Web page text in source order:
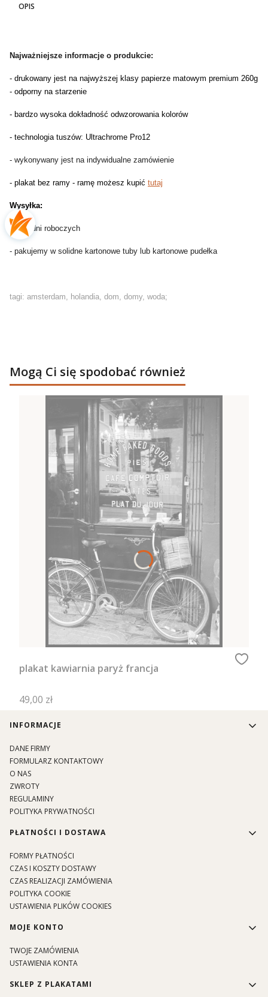
OPIS
Najważniejsze informacje o produkcie:
- drukowany jest na najwyższej klasy papierze matowym premium 260g
- odporny na starzenie
- bardzo wysoka dokładność odwzorowania kolorów
- technologia tuszów: Ultrachrome Pro12
- wykonywany jest na indywidualne zamówienie
- plakat bez ramy - ramę możesz kupić tutaj
Wysyłka:
- do 2 dni roboczych
- pakujemy w solidne kartonowe tuby lub kartonowe pudełka
tagi: amsterdam, holandia, dom, domy, woda;
Mogą Ci się spodobać również
plakat kawiarnia paryż francja
Cena
49,00 zł
Linki w stopce
INFORMACJE
DANE FIRMY
FORMULARZ KONTAKTOWY
O NAS
ZWROTY
REGULAMINY
POLITYKA PRYWATNOŚCI
PŁATNOŚCI I DOSTAWA
FORMY PŁATNOŚCI
CZAS I KOSZTY DOSTAWY
CZAS REALIZACJI ZAMÓWIENIA
POLITYKA COOKIE
USTAWIENIA PLIKÓW COOKIES
MOJE KONTO
TWOJE ZAMÓWIENIA
USTAWIENIA KONTA
SKLEP Z PLAKATAMI